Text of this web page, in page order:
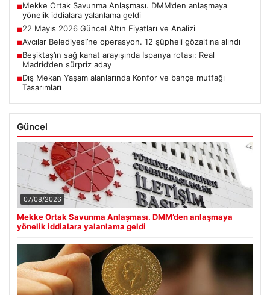
■Mekke Ortak Savunma Anlaşması. DMM’den anlaşmaya
yönelik iddialara yalanlama geldi
■22 Mayıs 2026 Güncel Altın Fiyatları ve Analizi
■Avcılar Belediyesi’ne operasyon. 12 şüpheli gözaltına alındı
■Beşiktaş’ın sağ kanat arayışında İspanya rotası: Real
Madrid’den sürpriz aday
■Dış Mekan Yaşam alanlarında Konfor ve bahçe mutfağı
Tasarımları
Güncel
07/08/2026
Mekke Ortak Savunma Anlaşması. DMM’den anlaşmaya
yönelik iddialara yalanlama geldi